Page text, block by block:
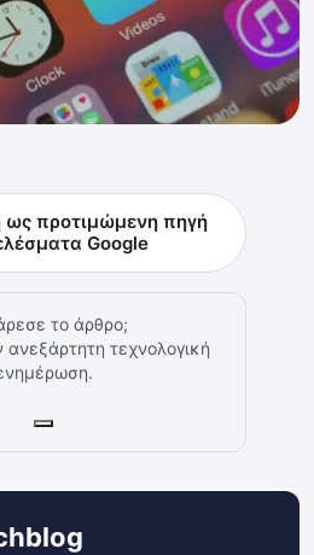
ως προτιμώμενη πηγή
Google
το άρθρο;
ανεξάρτητη τεχνολογική